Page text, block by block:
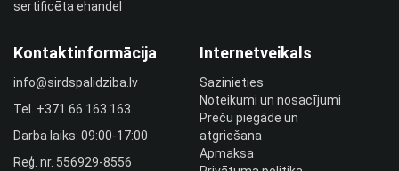
Kontaktinformācija
info@sirdspalidziba.lv
Tel. +371 66 163 163​
Darba laiks: 09:00-17:00
Reģ. nr. 556929-8556
Internetveikals
Sazinieties
Noteikumi un nosacījumi
Preču piegāde un
atgriešana
Apmaksa
sertificēta ehandel